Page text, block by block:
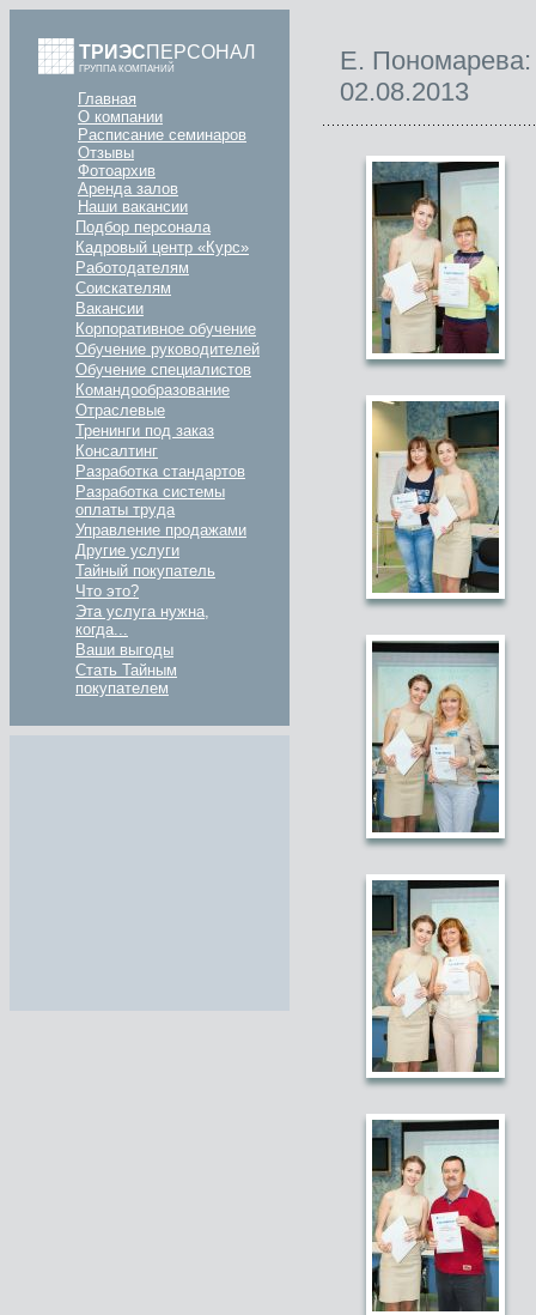
ТРИЭСПЕРСОНАЛ
ГРУППА КОМПАНИЙ
Главная
О компании
Расписание семинаров
Отзывы
Фотоархив
Аренда залов
Наши вакансии
Подбор персонала
Кадровый центр «Курс»
Работодателям
Соискателям
Вакансии
Корпоративное обучение
Обучение руководителей
Обучение специалистов
Командообразование
Отраслевые
Тренинги под заказ
Консалтинг
Разработка стандартов
Разработка системы
оплаты труда
Управление продажами
Другие услуги
Тайный покупатель
Что это?
Эта услуга нужна,
когда...
Ваши выгоды
Стать Тайным
покупателем
Е.
02.08.2013